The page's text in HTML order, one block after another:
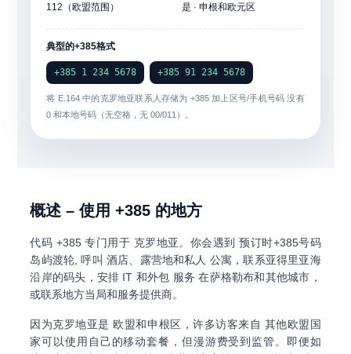
112（欧盟范围）
是 · 申根和欧元区
典型的+385格式
+385 1 234 5678 +385 91 234 5678
将 E.164 中的克罗地亚联系人存储为 +385加上区号/手机号码没有
0 和本地号码（无空格，无 00/011）。
概述 – 使用 +385 的地方
代码 +385专门用于 克罗地亚。你会遇到 预订时+385号码
岛屿渡轮 , 呼叫 酒店、露营地和私人 公寓 ，联系亚得里亚海
沿岸的码头，安排 IT 和外包 服务 在萨格勒布和其他城市，
或联系地方当局和服务提供商。
因为克罗地亚是欧盟和申根区 ，许多访客来自 其他欧盟国
家可以使用自己的移动套餐，但漫游费受到监管。即便如